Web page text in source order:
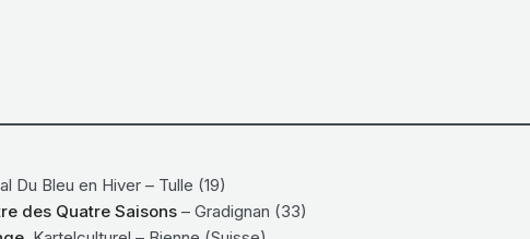
Du Bleu en Hiver – Tulle (19)
des Quatre Saisons – Gradignan (33)